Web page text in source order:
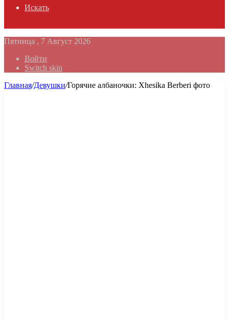
Искать
Пятница , 7 Август 2026
Войти
Switch skin
Главная/Девушки/Горячие албаночки: Xhesika Berberi фото